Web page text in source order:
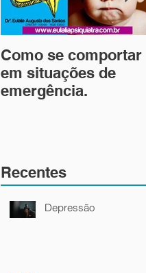
Como se comportar
em situações de
emergência.
Recentes
Depressão